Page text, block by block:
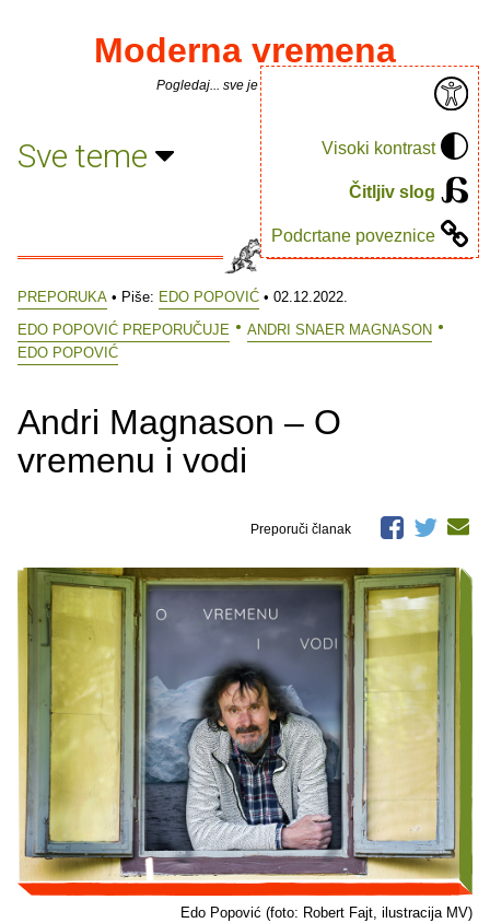
Visoki kontrast
Čitljiv slog
Podcrtane poveznice
Moderna vremena
Pogledaj... sve je puno knjiga.
Sve teme
PREPORUKA • Piše: EDO POPOVIĆ • 02.12.2022.
EDO POPOVIĆ PREPORUČUJE
ANDRI SNAER MAGNASON
EDO POPOVIĆ
Andri Magnason – O
vremenu i vodi
Preporuči članak
Edo Popović (foto: Robert Fajt, ilustracija MV)